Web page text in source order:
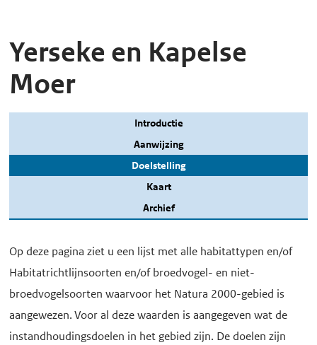
Yerseke en Kapelse
Moer
Introductie
Aanwijzing
Doelstelling
Kaart
Archief
Op deze pagina ziet u een lijst met alle habitattypen en/of
Habitatrichtlijnsoorten en/of broedvogel- en niet-
broedvogelsoorten waarvoor het Natura 2000-gebied is
aangewezen. Voor al deze waarden is aangegeven wat de
instandhoudingsdoelen in het gebied zijn. De doelen zijn